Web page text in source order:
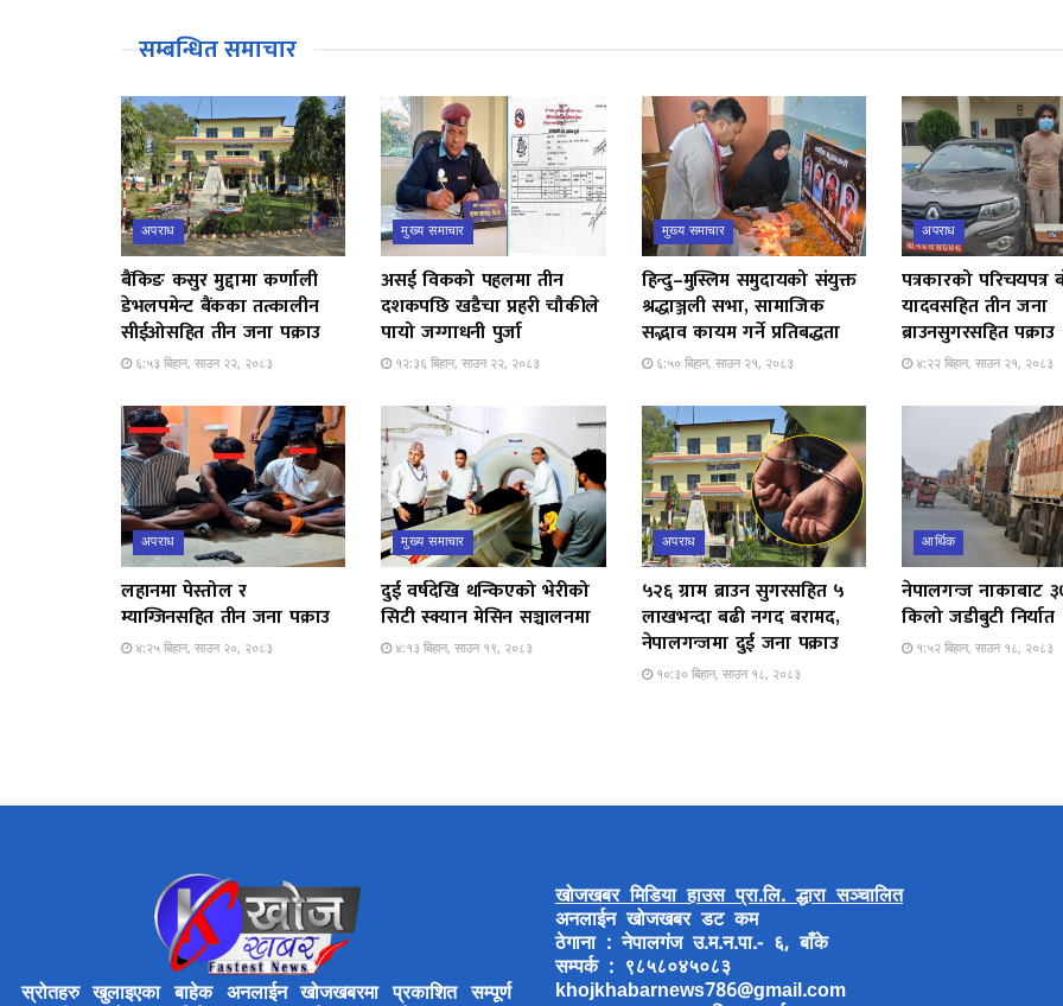
सम्बन्धित समाचार
अपराध
बैंकिङ कसुर मुद्दामा कर्णाली
डेभलपमेन्ट बैंकका तत्कालीन
सीईओसहित तीन जना पक्राउ
६:५३ बिहान, साउन २२, २०८३
मुख्य समाचार
असई विकको पहलमा तीन
दशकपछि खडैचा प्रहरी चौकीले
पायो जग्गाधनी पुर्जा
१२:३६ बिहान, साउन २२, २०८३
मुख्य समाचार
हिन्दु–मुस्लिम समुदायको संयुक्त
श्रद्धाञ्जली सभा, सामाजिक
सद्भाव कायम गर्ने प्रतिबद्धता
६:५० बिहान, साउन २१, २०८३
अपराध
पत्रकारको परिचयपत्र
यादवसहित तीन जना
ब्राउनसुगरसहित पक्राउ
४:२२ बिहान, साउन २१, २०८३
अपराध
लहानमा पेस्तोल र
म्याग्जिनसहित तीन जना पक्राउ
४:२५ बिहान, साउन २०, २०८३
मुख्य समाचार
दुई वर्षदेखि थन्किएको भेरीको
सिटी स्क्यान मेसिन सञ्चालनमा
४:१३ बिहान, साउन १९, २०८३
अपराध
५२६ ग्राम ब्राउन सुगरसहित ५
लाखभन्दा बढी नगद बरामद,
नेपालगन्जमा दुई जना पक्राउ
१०:३० बिहान, साउन १८, २०८३
आर्थिक
नेपालगन्ज नाकाबाट
किलो जडीबुटी निर्यात
१:५२ बिहान, साउन १८, २०८३
स्रोतहरु खुलाइएका बाहेक अनलाईन खोजखबरमा प्रकाशित सम्पूर्ण
खोजखबर मिडिया हाउस प्रा.लि. द्धारा सञ्चालित
अनलाईन खोजखबर डट कम
ठेगाना : नेपालगंज उ.म.न.पा.- ६, बाँके
सम्पर्क : ९८५८०४५०८३
khojkhabarnews786@gmail.com